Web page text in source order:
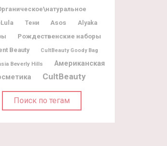
Тени Asos Alyaka
Рождественские наборы
Beauty CultBeauty Goody Bag
Beverly Hills
Американская
CultBeauty
Поиск по тегам